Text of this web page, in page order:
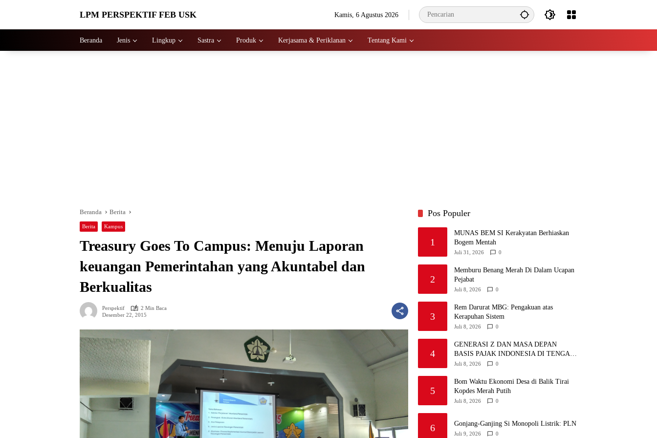
LPM PERSPEKTIF FEB USK Kamis, 6 Agustus 2026
Beranda Jenis Lingkup Sastra Produk Kerjasama & Periklanan Tentang Kami
Beranda Berita
Berita Kampus
Treasury Goes To Campus: Menuju Laporan
keuangan Pemerintahan yang Akuntabel dan
Berkualitas
Perspektif
2 Min Baca
Desember 22, 2015
Pos Populer
1
MUNAS BEM SI Kerakyatan Berhiaskan
Bogem Mentah
Juli 31, 2026 0
2
Memburu Benang Merah Di Dalam Ucapan
Pejabat
Juli 8, 2026 0
3
Rem Darurat MBG: Pengakuan atas
Kerapuhan Sistem
Juli 8, 2026 0
4
GENERASI Z DAN MASA DEPAN
BASIS PAJAK INDONESIA DI TENGAH
DISRUPSI GLOBAL
Juli 8, 2026 0
5
Bom Waktu Ekonomi Desa di Balik Tirai
Kopdes Merah Putih
Juli 8, 2026 0
6 Gonjang-Ganjing Si Monopoli Listrik: PLN
Juli 9, 2026 0